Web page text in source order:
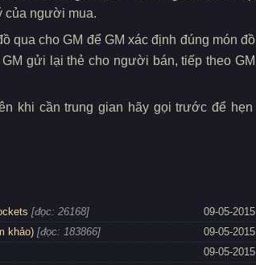
của người mua.
qua cho GM để GM xác định đúng món đồ
gửi lại thẻ cho người bán, tiếp theo GM
khi cần trung gian hãy gọi trước để hẹn
[đọc: 26168]
09-05-2015
khảo) [đọc: 183866]
09-05-2015
09-05-2015